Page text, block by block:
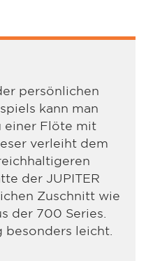
persönlichen
kann man
einer Flöte mit
verleiht dem
der JUPITER
Zuschnitt wie
der 700 Series.
besonders leicht.